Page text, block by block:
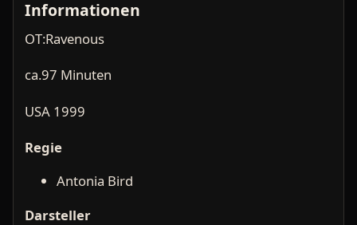
Informationen
OT:Ravenous
ca.97 Minuten
USA 1999
Regie
Antonia Bird
Darsteller